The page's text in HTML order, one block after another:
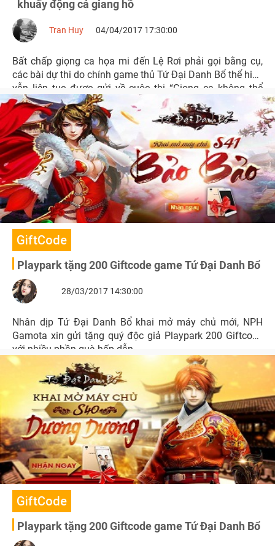
khuấy động cả giang hồ
Tran Huy 04/04/2017 17:30:00
Bất chấp giọng ca họa mi đến Lệ Rơi phải gọi bằng cụ,
các bài dự thi do chính game thủ Tứ Đại Danh Bổ thể hiện
vẫn liên tục được gửi về cuộc thi “Giọng ca không thể
chôn vùi”.
GiftCode
Playpark tặng 200 Giftcode game Tứ Đại Danh Bổ
28/03/2017 14:30:00
Nhân dịp Tứ Đại Danh Bổ khai mở máy chủ mới, NPH
Gamota xin gửi tặng quý độc giả Playpark 200 Giftcode
với nhiều phần quà hấp dẫn.
GiftCode
Playpark tặng 200 Giftcode game Tứ Đại Danh Bổ